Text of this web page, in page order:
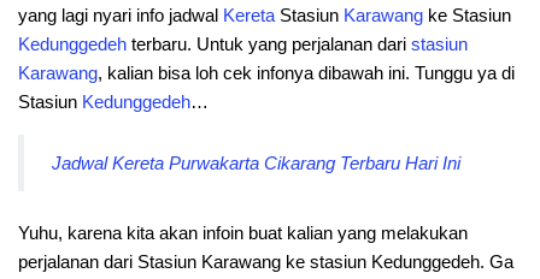
yang lagi nyari info jadwal Kereta Stasiun Karawang ke Stasiun
Kedunggedeh terbaru. Untuk yang perjalanan dari stasiun
Karawang, kalian bisa loh cek infonya dibawah ini. Tunggu ya di
Stasiun Kedunggedeh…
Jadwal Kereta Purwakarta Cikarang Terbaru Hari Ini
Yuhu, karena kita akan infoin buat kalian yang melakukan
perjalanan dari Stasiun Karawang ke stasiun Kedunggedeh. Ga